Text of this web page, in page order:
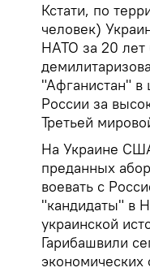
Кстати, по
человек)
НАТО за 20 лет
"Афганистан"
России за
Третьей
На Украине
преданных
воевать с
"кандидаты" в
украинской
Гарибашвили
экономических